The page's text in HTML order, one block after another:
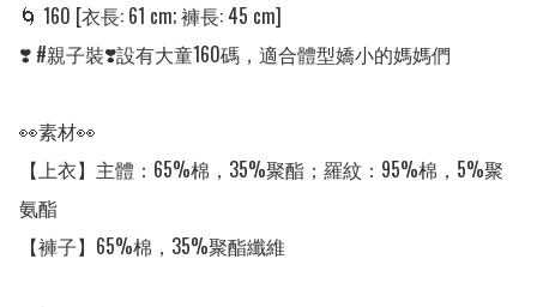
🌀 160 [衣長: 61 cm; 褲長: 45 cm]
❣️ #親子裝❣️設有大童160碼，適合體型嬌小的媽媽們
👀素材👀
【上衣】主體：65%棉，35%聚酯；羅紋：95%棉，5%聚
氨酯
【褲子】65%棉，35%聚酯纖維